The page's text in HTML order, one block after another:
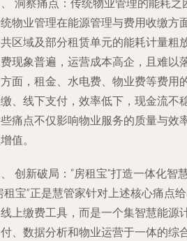
洞察痛点：传统物业管理的能耗之
物业管理在能源管理与费用收缴方
区域及部分租赁单元的能耗计量粗
现象普遍，运营成本高企，且难以
面，租金、水电费、物业费等费用
、线下支付，效率低下，现金流不
痛点不仅影响物业服务的质量与效
值。
创新破局：“房租宝”打造一体化智
租宝”正是慧管家针对上述核心痛点
上缴费工具，而是一个集智慧能源
、数据分析和物业运营于一体的综